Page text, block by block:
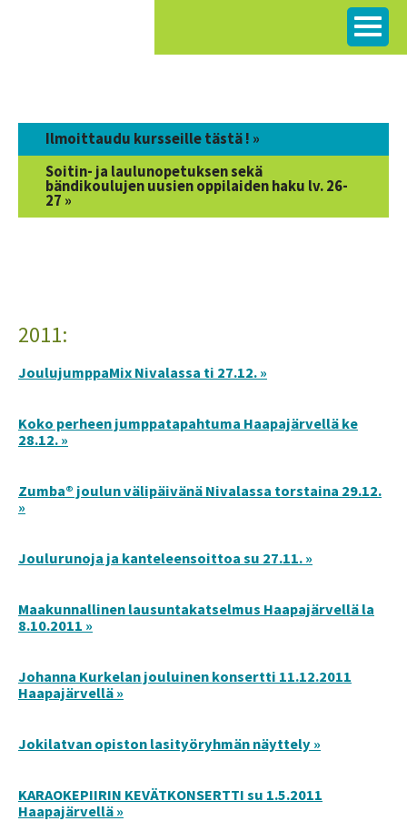
Ilmoittaudu kursseille tästä ! »
Soitin- ja laulunopetuksen sekä
bändikoulujen uusien oppilaiden haku lv. 26-
27 »
2011:
JoulujumppaMix Nivalassa ti 27.12. »
Koko perheen jumppatapahtuma Haapajärvellä ke
28.12. »
Zumba® joulun välipäivänä Nivalassa torstaina 29.12.
»
Joulurunoja ja kanteleensoittoa su 27.11. »
Maakunnallinen lausuntakatselmus Haapajärvellä la
8.10.2011 »
Johanna Kurkelan jouluinen konsertti 11.12.2011
Haapajärvellä »
Jokilatvan opiston lasityöryhmän näyttely »
KARAOKEPIIRIN KEVÄTKONSERTTI su 1.5.2011
Haapajärvellä »